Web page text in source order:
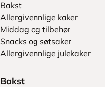
Bakst
Allergivennlige kaker
Middag og tilbehør
Snacks og søtsaker
Allergivennlige julekaker
Bakst